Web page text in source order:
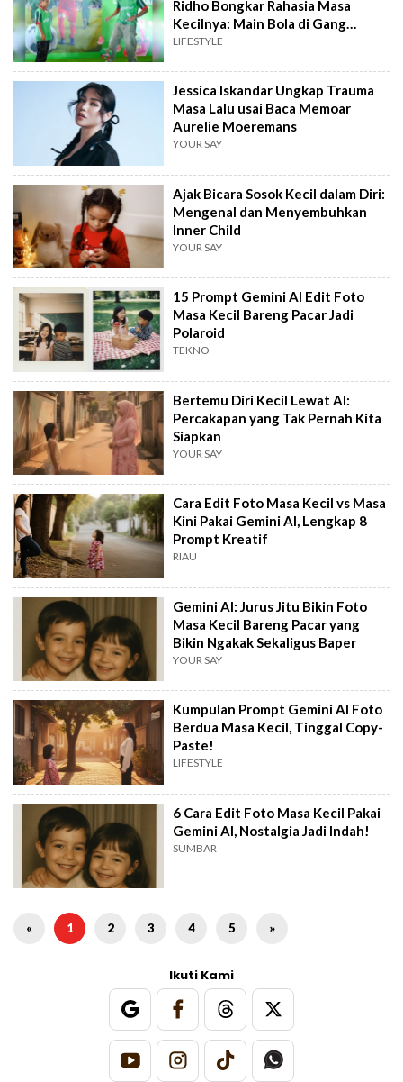
Ridho Bongkar Rahasia Masa
Kecilnya: Main Bola di Gang
Sempit!
LIFESTYLE
Jessica Iskandar Ungkap Trauma
Masa Lalu usai Baca Memoar
Aurelie Moeremans
YOUR SAY
Ajak Bicara Sosok Kecil dalam Diri:
Mengenal dan Menyembuhkan
Inner Child
YOUR SAY
15 Prompt Gemini AI Edit Foto
Masa Kecil Bareng Pacar Jadi
Polaroid
TEKNO
Bertemu Diri Kecil Lewat AI:
Percakapan yang Tak Pernah Kita
Siapkan
YOUR SAY
Cara Edit Foto Masa Kecil vs Masa
Kini Pakai Gemini AI, Lengkap 8
Prompt Kreatif
RIAU
Gemini AI: Jurus Jitu Bikin Foto
Masa Kecil Bareng Pacar yang
Bikin Ngakak Sekaligus Baper
YOUR SAY
Kumpulan Prompt Gemini AI Foto
Berdua Masa Kecil, Tinggal Copy-
Paste!
LIFESTYLE
6 Cara Edit Foto Masa Kecil Pakai
Gemini AI, Nostalgia Jadi Indah!
SUMBAR
« 1 2 3 4 5 »
Ikuti Kami